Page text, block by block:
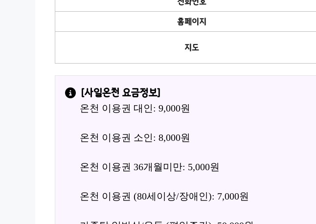
홈페이지
지도
[사일온천 요금정보]
온천 이용권 대인: 9,000원
온천 이용권 소인: 8,000원
온천 이용권 36개월미만: 5,000원
온천 이용권 (80세이상/장애인): 7,000원